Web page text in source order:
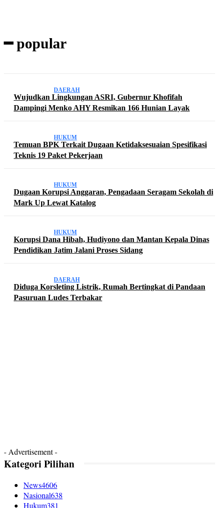
━ popular
DAERAH
Wujudkan Lingkungan ASRI, Gubernur Khofifah
Dampingi Menko AHY Resmikan 166 Hunian Layak
HUKUM
Temuan BPK Terkait Dugaan Ketidaksesuaian Spesifikasi
Teknis 19 Paket Pekerjaan
HUKUM
Dugaan Korupsi Anggaran, Pengadaan Seragam Sekolah di
Mark Up Lewat Katalog
HUKUM
Korupsi Dana Hibah, Hudiyono dan Mantan Kepala Dinas
Pendidikan Jatim Jalani Proses Sidang
DAERAH
Diduga Korsleting Listrik, Rumah Bertingkat di Pandaan
Pasuruan Ludes Terbakar
- Advertisement -
Kategori Pilihan
News4606
Nasional638
Hukum381